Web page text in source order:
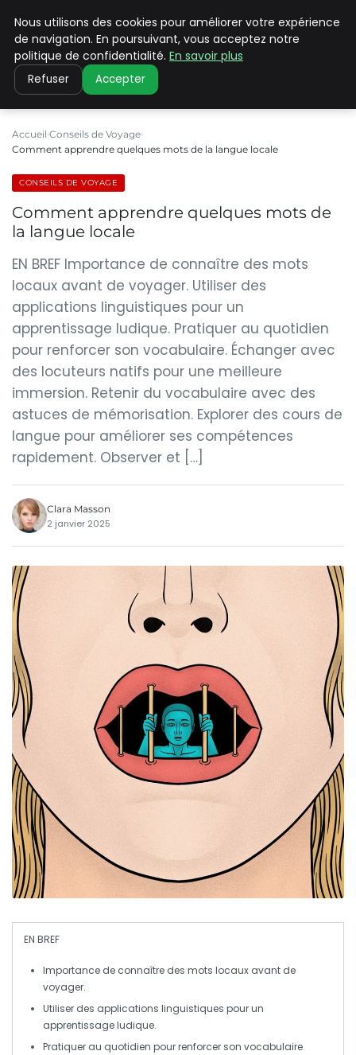
PILAT PATRIMOINES
Accueil Conseils de Voyage
Comment apprendre quelques mots de la langue locale
CONSEILS DE VOYAGE
Comment apprendre quelques mots de
la langue locale
EN BREF Importance de connaître des mots
locaux avant de voyager. Utiliser des
applications linguistiques pour un
apprentissage ludique. Pratiquer au quotidien
pour renforcer son vocabulaire. Échanger avec
des locuteurs natifs pour une meilleure
immersion. Retenir du vocabulaire avec des
astuces de mémorisation. Explorer des cours de
langue pour améliorer ses compétences
rapidement. Observer et […]
Clara Masson
2 janvier 2025
EN BREF
Importance de connaître des mots locaux avant de
voyager.
Utiliser des applications linguistiques pour un
apprentissage ludique.
Pratiquer au quotidien pour renforcer son vocabulaire.
Nous utilisons des cookies pour améliorer votre expérience
de navigation. En poursuivant, vous acceptez notre
politique de confidentialité. En savoir plus
Refuser Accepter